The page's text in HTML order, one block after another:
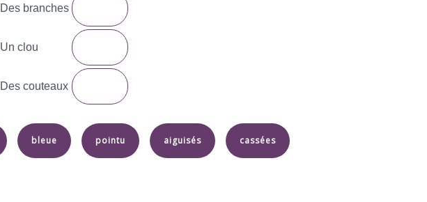
Des branches
Un clou
Des couteaux
bleue pointu aiguisés cassées